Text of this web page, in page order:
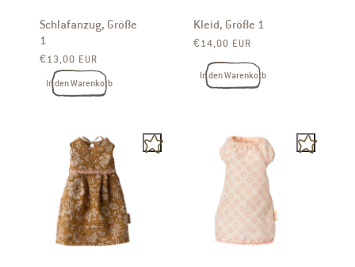
Schlafanzug, Größe
1
Normaler Preis
€13,00 EUR
In den Warenkorb
Kleid, Größe 1
Normaler Preis
€14,00 EUR
In den Warenkorb